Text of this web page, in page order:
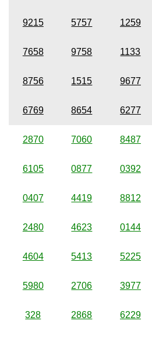
9215 5757 1259
7658 9758 1133
8756 1515 9677
6769 8654 6277
2870 7060 8487
6105 0877 0392
0407 4419 8812
2480 4623 0144
4604 5413 5225
5980 2706 3977
328 2868 6229